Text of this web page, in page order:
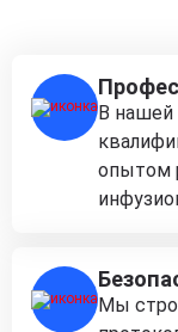
В нашей
опытом
Мы